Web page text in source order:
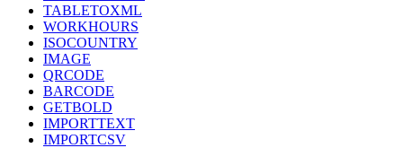
TABLETOXML
WORKHOURS
ISOCOUNTRY
IMAGE
QRCODE
BARCODE
GETBOLD
IMPORTTEXT
IMPORTCSV